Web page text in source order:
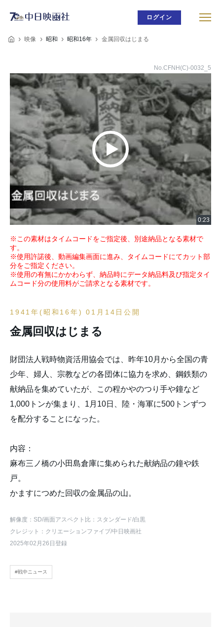
ログイン
映像 昭和 昭和16年 金属回収はじまる
No.CFNH(C)-0032_5
※この素材はタイムコードをご指定後、別途納品となる素材で
す。
※使用許諾後、動画編集画面に進み、タイムコードにてカット部
分をご指定ください。
※使用の有無にかかわらず、納品時にデータ納品料及び指定タイ
ムコード分の使用料がご請求となる素材です。
1941年(昭和16年) 01月14日公開
金属回収はじまる
財団法人戦時物資活用協会では、昨年10月から全国の青
少年、婦人、宗教などの各団体に協力を求め、鋼鉄類の
献納品を集めていたが、この程かやのつり手や鐘など
1,000トンが集まり、1月10日、陸・海軍に500トンずつ
を配分することになった。
内容：
麻布三ノ橋の小田島倉庫に集められた献納品の鐘や鉄
戸。
かますにつめた回収の金属品の山。
解像度：SD/画面アスペクト比：スタンダード/白黒
クレジット：クリエーションファイブ/中日映画社
2025年02月26日登録
#戦中ニュース